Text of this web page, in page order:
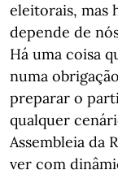
eleitorais, mas
depende de
Há uma coisa
numa
preparar o
qualquer
Assembleia da
ver com